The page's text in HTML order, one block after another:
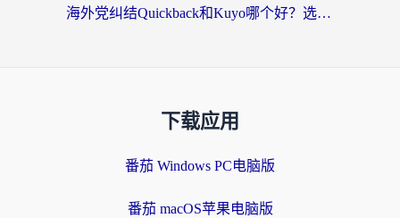
海外党纠结Quickback和Kuyo哪个好？选对回国加速器才能无缝刷国内资源
下载应用
番茄 Windows PC电脑版
番茄 macOS苹果电脑版